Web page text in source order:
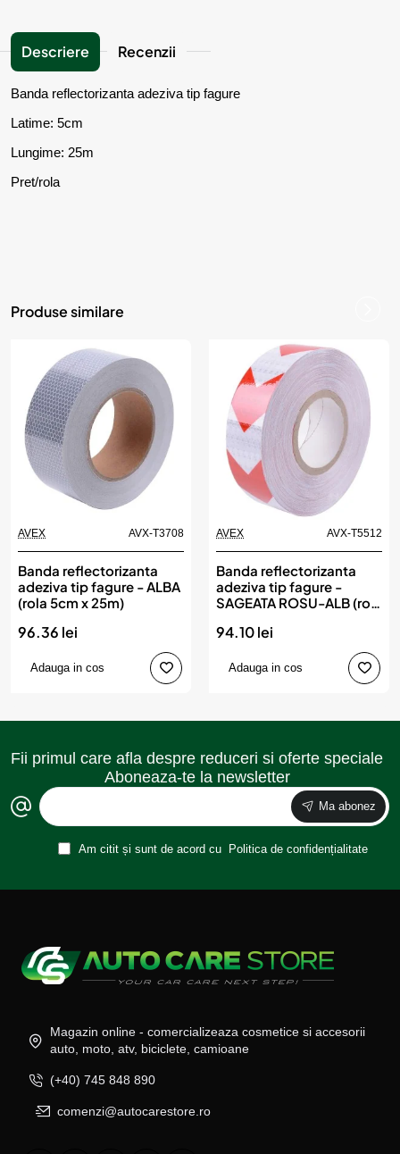
Descriere Recenzii
Banda reflectorizanta adeziva tip fagure
Latime: 5cm
Lungime: 25m
Pret/rola
Produse similare
AVEX AVX-T3708
Banda reflectorizanta
adeziva tip fagure - ALBA
(rola 5cm x 25m)
96.36 lei
Adauga in cos
AVEX AVX-T5512
Banda reflectorizanta
adeziva tip fagure -
SAGEATA ROSU-ALB (rola
94.10 lei
Adauga in cos
Fii primul care afla despre reduceri si oferte speciale
Aboneaza-te la newsletter
Ma abonez
Am citit și sunt de acord cu Politica de confidențialitate
Magazin online - comercializeaza cosmetice si accesorii
auto, moto, atv, biciclete, camioane
(+40) 745 848 890
comenzi@autocarestore.ro